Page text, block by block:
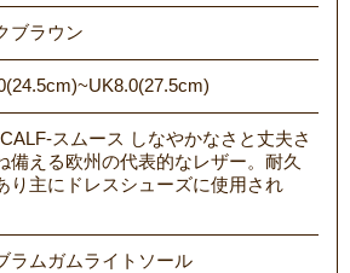
ブラウン
スムース しなやかなさと丈夫さ
備える欧州の代表的なレザー。耐久
り主にドレスシューズに使用され
ラムガムライトソール